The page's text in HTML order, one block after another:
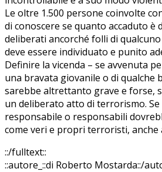
Le oltre 1.500 persone coinvolte
di conoscere se quanto accaduto è
deliberati ancorché folli di
deve essere individuato e punito
Definire la vicenda – se avvenuta
una bravata giovanile o di qualche
sarebbe altrettanto grave e forse,
un deliberato atto di terrorismo. Se
responsabile o responsabili
come veri e propri terroristi, anche
::/fulltext::
::autore_::di Roberto Mostarda::/